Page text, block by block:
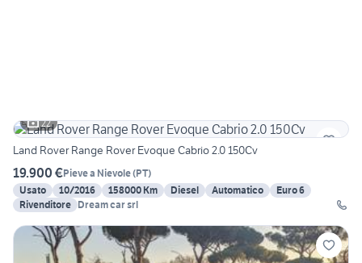
22
Land Rover Range Rover Evoque Cabrio 2.0 150Cv
19.900 €Pieve a Nievole(PT)
Usato
10/2016 158000 Km Diesel Automatico
Euro 6
Rivenditore Dream car srl